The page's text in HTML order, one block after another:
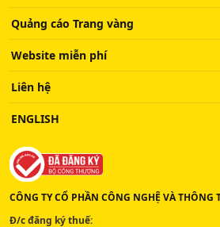
Quảng cáo Trang vàng
Website miễn phí
Liên hệ
ENGLISH
CÔNG TY CỔ PHẦN CÔNG NGHỆ VÀ
Đ/c đăng ký thuế: